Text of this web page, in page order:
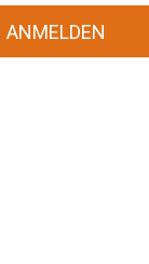
ANMELDEN